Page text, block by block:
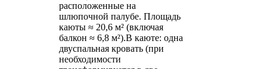
расположенные на
шлюпочной палубе. Площадь
каюты ≈ 20,6 м² (включая
балкон ≈ 6,8 м²).В каюте: одна
двуспальная кровать (при
необходимости